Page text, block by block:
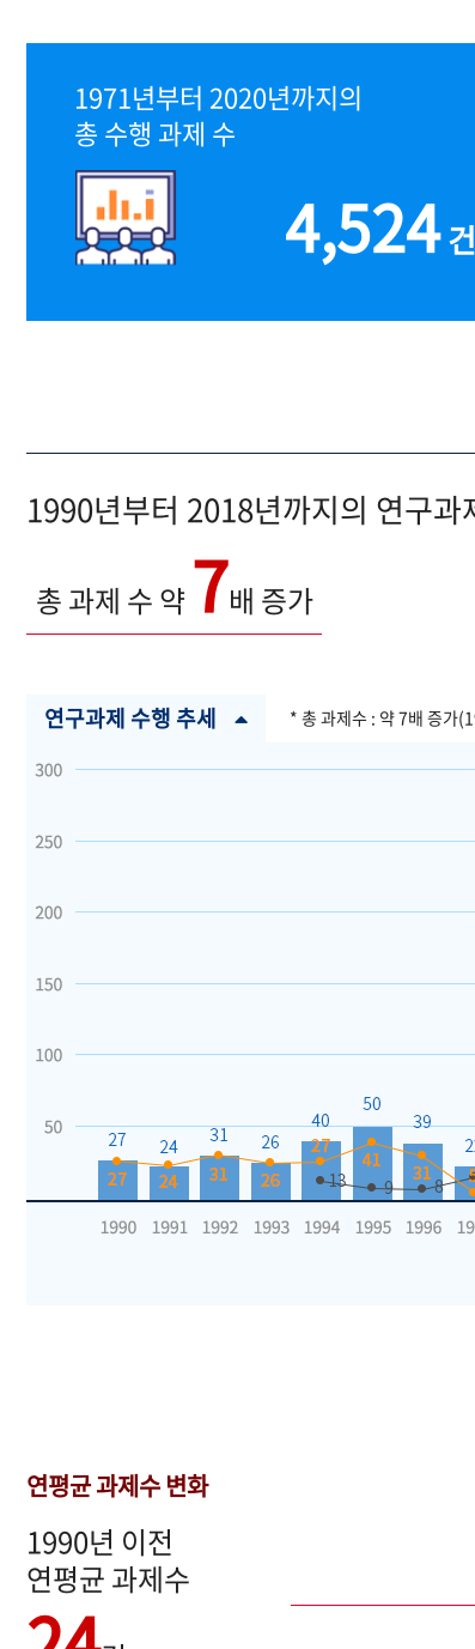
1971년부터 2020년까지의
총 수행 과제 수
4,524건
1990년부터 2018년까지의 연구과
총 과제 수 약7배 증가
연구과제 수행 추세 * 총 과제수 : 약 7배 증
연평균 과제수 변화
1990년 이전
연평균 과제수